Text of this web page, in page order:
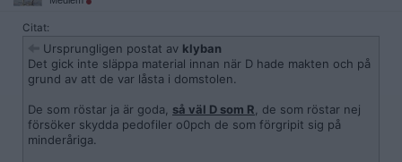
Citat:
Ursprungligen postat av klyban
Det gick inte släppa material innan när D hade makten och på
grund av att de var låsta i domstolen.
De som röstar ja är goda, så väl D som R, de som röstar nej
försöker skydda pedofiler o0pch de som förgripit sig på
minderåriga.